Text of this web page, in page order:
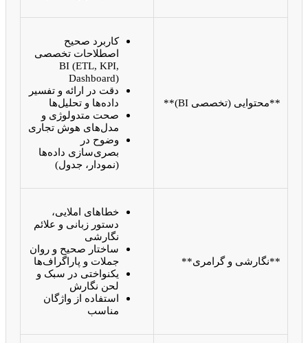
**محتوایی (تخصصی BI)**
کاربرد صحیح
اصطلاحات تخصصی
BI (ETL, KPI,
Dashboard)
دقت در ارائه و تفسیر
داده‌ها و تحلیل‌ها
صحت متدولوژی و
مدل‌های هوش تجاری
وضوح در
بصری‌سازی داده‌ها
(نمودار، جدول)
**نگارشی و گرامری**
خطاهای املایی،
دستور زبانی و علائم
نگارشی
ساختار صحیح و روان
جملات و پاراگراف‌ها
یکنواختی در سبک و
لحن نگارش
استفاده از واژگان
مناسب